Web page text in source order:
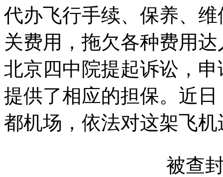
代办飞行手续、保养、
关费用，拖欠各种费用
北京四中院提起诉讼，
提供了相应的担保。近
都机场，依法对这架飞
被查